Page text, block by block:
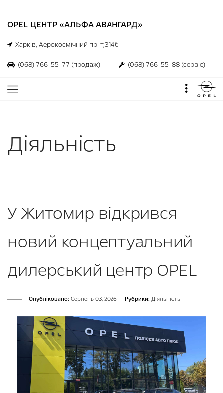
OPEL ЦЕНТР «АЛЬФА АВАНГАРД»
Харків, Аерокосмічний пр-т,314б
(068) 766-55-77 (продаж) (068) 766-55-88 (сервіс)
Діяльність
У Житомир відкрився
новий концептуальний
дилерський центр OPEL
Опубліковано: Серпень 03, 2026 Рубрики: Діяльність